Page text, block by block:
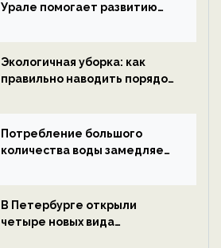
Урале помогает развитию
ECOportal
Экологичная уборка: как
правильно наводить порядок
Потребление большого
количества воды замедляет
В Петербурге открыли
четыре новых вида